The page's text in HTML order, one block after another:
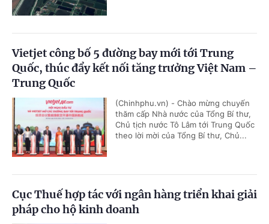
Vietjet công bố 5 đường bay mới tới Trung
Quốc, thúc đẩy kết nối tăng trưởng Việt Nam –
Trung Quốc
(Chinhphu.vn) - Chào mừng chuyến
thăm cấp Nhà nước của Tổng Bí thư,
Chủ tịch nước Tô Lâm tới Trung Quốc
theo lời mời của Tổng Bí thư, Chủ...
Cục Thuế hợp tác với ngân hàng triển khai giải
pháp cho hộ kinh doanh